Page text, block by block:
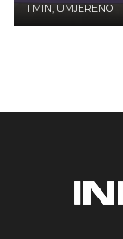
1 MIN, UMJERENO